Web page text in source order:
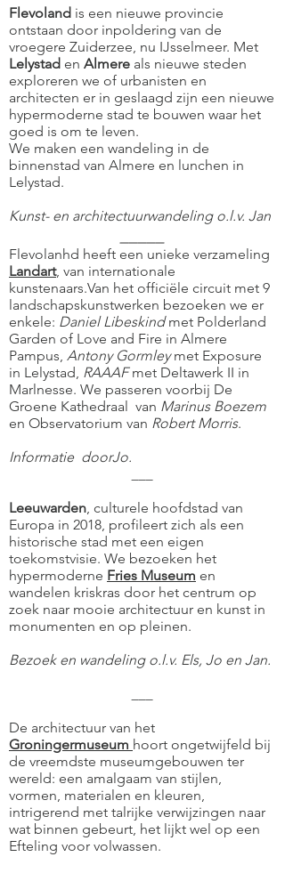
Flevoland is een nieuwe provincie
ontstaan door inpoldering van de
vroegere Zuiderzee, nu IJsselmeer. Met
Lelystad en Almere als nieuwe steden
exploreren we of urbanisten en
architecten er in geslaagd zijn een nieuwe
hypermoderne stad te bouwen waar het
goed is om te leven.
We maken een wandeling in de
binnenstad van Almere en lunchen in
Lelystad.
Kunst- en architectuurwandeling o.l.v. Jan
Flevolanhd heeft een unieke verzameling
Landart, van internationale
kunstenaars.Van het officiële circuit met 9
landschapskunstwerken bezoeken we er
enkele: Daniel Libeskindmet Polderland
Garden of Love and Fire in Almere
Pampus, Antony Gormleymet Exposure
in Lelystad, RAAAFmet Deltawerk II in
Marlnesse. We passeren voorbij De
Groene Kathedraal van Marinus Boezem
en Observatorium van Robert Morris.
Informatie doorJo.
Leeuwarden, culturele hoofdstad van
Europa in 2018, profileert zich als een
historische stad met een eigen
toekomstvisie. We bezoeken het
hypermoderne Fries Museum en
wandelen kriskras door het centrum op
zoek naar mooie architectuur en kunst in
monumenten en op pleinen.
Bezoek en wandeling o.l.v. Els, Jo en Jan.
De architectuur van het
Groningermuseum hoort ongetwijfeld bij
de vreemdste museumgebouwen ter
wereld: een amalgaam van stijlen,
vormen, materialen en kleuren,
intrigerend met talrijke verwijzingen naar
wat binnen gebeurt, het lijkt wel op een
Efteling voor volwassen.